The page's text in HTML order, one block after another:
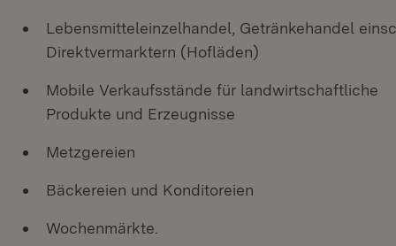
Lebensmitteleinzelhandel, Getränkehandel
Direktvermarktern (Hofläden)
Mobile Verkaufsstände für landwirtschaftliche
Produkte und Erzeugnisse
Metzgereien
Bäckereien und Konditoreien
Wochenmärkte.